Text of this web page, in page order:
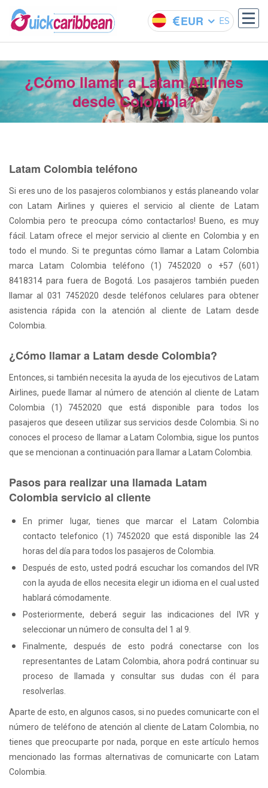
EUR ES
¿Cómo llamar a Latam Airlines
desde Colombia?
Latam Colombia teléfono
Si eres uno de los pasajeros colombianos y estás planeando volar
con Latam Airlines y quieres el servicio al cliente de Latam
Colombia pero te preocupa cómo contactarlos! Bueno, es muy
fácil. Latam ofrece el mejor servicio al cliente en Colombia y en
todo el mundo. Si te preguntas cómo llamar a Latam Colombia
marca Latam Colombia teléfono (1) 7452020 o +57 (601)
8418314 para fuera de Bogotá. Los pasajeros también pueden
llamar al 031 7452020 desde teléfonos celulares para obtener
asistencia rápida con la atención al cliente de Latam desde
Colombia.
¿Cómo llamar a Latam desde Colombia?
Entonces, si también necesita la ayuda de los ejecutivos de Latam
Airlines, puede llamar al número de atención al cliente de Latam
Colombia (1) 7452020 que está disponible para todos los
pasajeros que deseen utilizar sus servicios desde Colombia. Si no
conoces el proceso de llamar a Latam Colombia, sigue los puntos
que se mencionan a continuación para llamar a Latam Colombia.
Pasos para realizar una llamada Latam
Colombia servicio al cliente
En primer lugar, tienes que marcar el Latam Colombia
contacto telefonico (1) 7452020 que está disponible las 24
horas del día para todos los pasajeros de Colombia.
Después de esto, usted podrá escuchar los comandos del IVR
con la ayuda de ellos necesita elegir un idioma en el cual usted
hablará cómodamente.
Posteriormente, deberá seguir las indicaciones del IVR y
seleccionar un número de consulta del 1 al 9.
Finalmente, después de esto podrá conectarse con los
representantes de Latam Colombia, ahora podrá continuar su
proceso de llamada y consultar sus dudas con él para
resolverlas.
Aparte de esto, en algunos casos, si no puedes comunicarte con el
número de teléfono de atención al cliente de Latam Colombia, no
tienes que preocuparte por nada, porque en este artículo hemos
mencionado las formas alternativas de comunicarte con Latam
Colombia.